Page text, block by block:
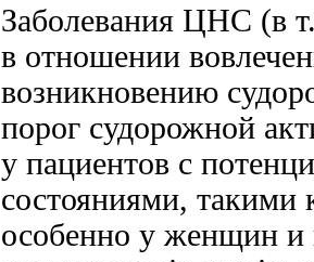
Заболевания ЦНС (в
в отношении
возникновению
порог судорожной
у пациентов с
состояниями, такими
особенно у женщин и